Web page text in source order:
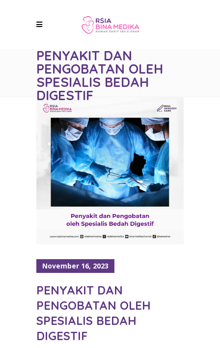
PENYAKIT DAN
PENGOBATAN OLEH
SPESIALIS BEDAH
DIGESTIF
November 16, 2023
PENYAKIT DAN
PENGOBATAN OLEH
SPESIALIS BEDAH
DIGESTIF